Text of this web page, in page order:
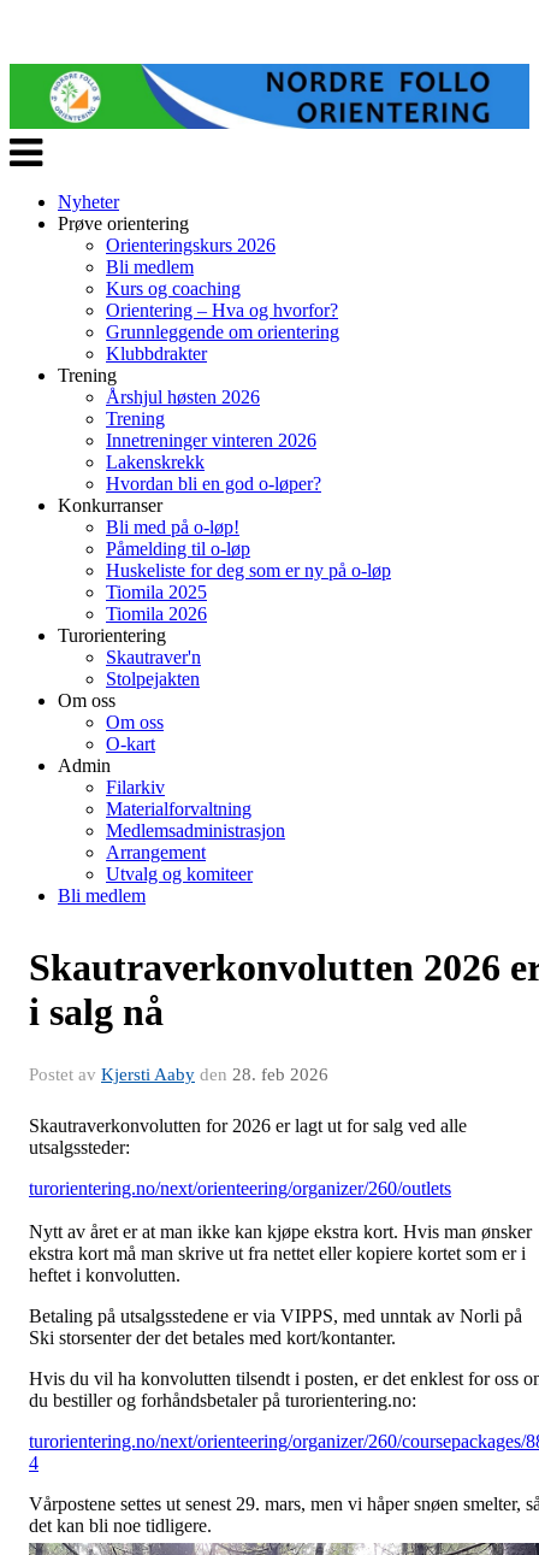
Veksle
navigasjon
Nyheter
Prøve orientering
Orienteringskurs 2026
Bli medlem
Kurs og coaching
Orientering – Hva og hvorfor?
Grunnleggende om orientering
Klubbdrakter
Trening
Årshjul høsten 2026
Trening
Innetreninger vinteren 2026
Lakenskrekk
Hvordan bli en god o-løper?
Konkurranser
Bli med på o-løp!
Påmelding til o-løp
Huskeliste for deg som er ny på o-løp
Tiomila 2025
Tiomila 2026
Turorientering
Skautraver'n
Stolpejakten
Om oss
Om oss
O-kart
Admin
Filarkiv
Materialforvaltning
Medlemsadministrasjon
Arrangement
Utvalg og komiteer
Bli medlem
Skautraverkonvolutten 2026
i salg nå
Postet av Kjersti Aaby den 28. feb 2026
Skautraverkonvolutten for 2026 er lagt ut for salg ved alle
utsalgssteder:
turorientering.no/next/orienteering/organizer/260/outlets
Nytt av året er at man ikke kan kjøpe ekstra kort. Hvis man ønsker
ekstra kort må man skrive ut fra nettet eller kopiere kortet som er i
heftet i konvolutten.
Betaling på utsalgsstedene er via VIPPS, med unntak av Norli på
Ski storsenter der det betales med kort/kontanter.
Hvis du vil ha konvolutten tilsendt i posten, er det enklest for oss
du bestiller og forhåndsbetaler på turorientering.no:
turorientering.no/next/orienteering/organizer/260/coursepackages/
4
Vårpostene settes ut senest 29. mars, men vi håper snøen smelter,
det kan bli noe tidligere.